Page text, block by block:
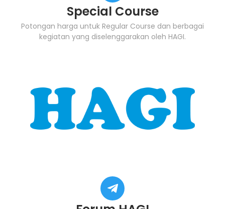
Special Course
Potongan harga untuk Regular Course dan berbagai
kegiatan yang diselenggarakan oleh HAGI.